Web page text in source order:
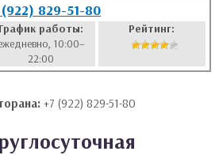
(922) 829-51-80
График работы:
10:00–
22:00
Рейтинг:
+7 (922) 829-51-80